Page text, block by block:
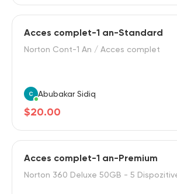
Acces complet-1 an-Standard
Norton Cont-1 An / Acces complet
Abubakar Sidiq
$20.00
Acces complet-1 an-Premium
Norton 360 Deluxe 50GB - 5